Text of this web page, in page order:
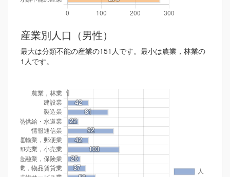
産業別人口（男性）
最大は分類不能の産業の151人です。最小は農業，林業の
1人です。